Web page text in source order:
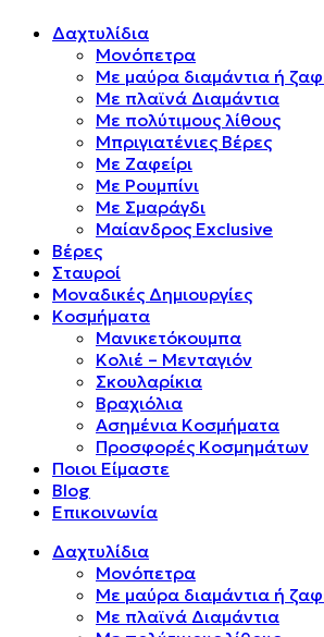
Δαχτυλίδια
Μονόπετρα
Mε μαύρα διαμάντια ή
Mε πλαϊνά Διαμάντια
Mε πολύτιμους λίθους
Μπριγιατένιες Βέρες
Με Ζαφείρι
Με Ρουμπίνι
Με Σμαράγδι
Μαίανδρος Exclusive
Βέρες
Σταυροί
Μοναδικές Δημιουργίες
Κοσμήματα
Μανικετόκουμπα
Κολιέ – Μενταγιόν
Σκουλαρίκια
Βραχιόλια
Ασημένια Κοσμήματα
Προσφορές Κοσμημάτων
Ποιοι Είμαστε
Blog
Επικοινωνία
Δαχτυλίδια
Μονόπετρα
Mε μαύρα διαμάντια ή
Mε πλαϊνά Διαμάντια